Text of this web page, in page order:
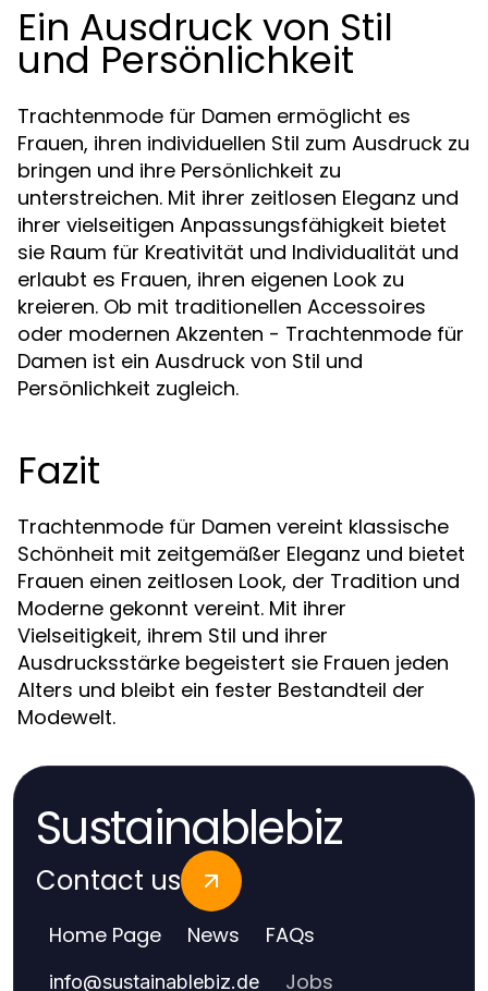
Ein Ausdruck von Stil
und Persönlichkeit
Trachtenmode für Damen ermöglicht es
Frauen, ihren individuellen Stil zum Ausdruck zu
bringen und ihre Persönlichkeit zu
unterstreichen. Mit ihrer zeitlosen Eleganz und
ihrer vielseitigen Anpassungsfähigkeit bietet
sie Raum für Kreativität und Individualität und
erlaubt es Frauen, ihren eigenen Look zu
kreieren. Ob mit traditionellen Accessoires
oder modernen Akzenten - Trachtenmode für
Damen ist ein Ausdruck von Stil und
Persönlichkeit zugleich.
Fazit
Trachtenmode für Damen vereint klassische
Schönheit mit zeitgemäßer Eleganz und bietet
Frauen einen zeitlosen Look, der Tradition und
Moderne gekonnt vereint. Mit ihrer
Vielseitigkeit, ihrem Stil und ihrer
Ausdrucksstärke begeistert sie Frauen jeden
Alters und bleibt ein fester Bestandteil der
Modewelt.
Sustainablebiz
Contact us
Home Page News FAQs
info@sustainablebiz.de Jobs